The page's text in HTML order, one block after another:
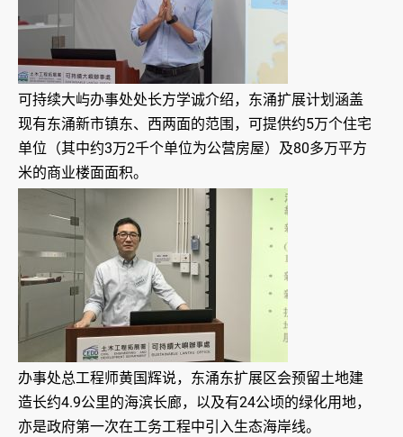
可持续大屿办事处处长方学诚介绍，东涌扩展计划涵盖
现有东涌新市镇东、西两面的范围，可提供约5万个住宅
单位（其中约3万2千个单位为公营房屋）及80多万平方
米的商业楼面面积。
办事处总工程师黄国辉说，东涌东扩展区会预留土地建
造长约4.9公里的海滨长廊，以及有24公顷的绿化用地，
亦是政府第一次在工务工程中引入生态海岸线。